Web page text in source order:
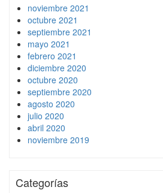
noviembre 2021
octubre 2021
septiembre 2021
mayo 2021
febrero 2021
diciembre 2020
octubre 2020
septiembre 2020
agosto 2020
julio 2020
abril 2020
noviembre 2019
Categorías